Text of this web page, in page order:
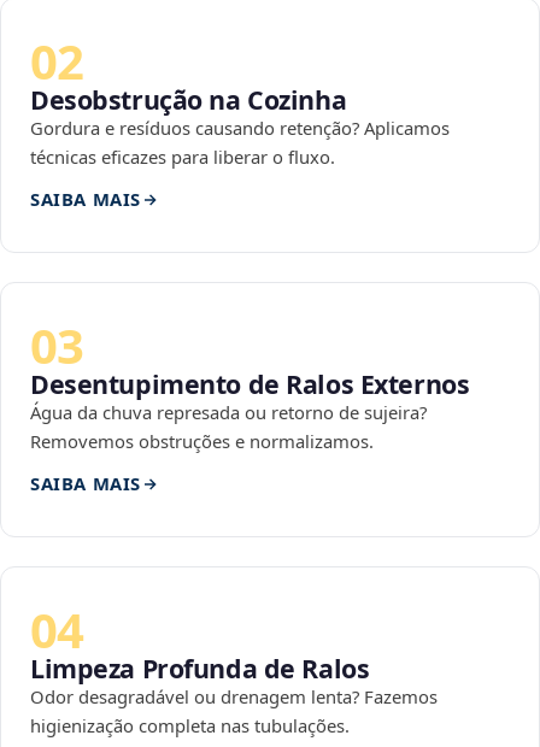
02
Desobstrução na Cozinha
Gordura e resíduos causando retenção? Aplicamos
técnicas eficazes para liberar o fluxo.
SAIBA MAIS
03
Desentupimento de Ralos Externos
Água da chuva represada ou retorno de sujeira?
Removemos obstruções e normalizamos.
SAIBA MAIS
04
Limpeza Profunda de Ralos
Odor desagradável ou drenagem lenta? Fazemos
higienização completa nas tubulações.